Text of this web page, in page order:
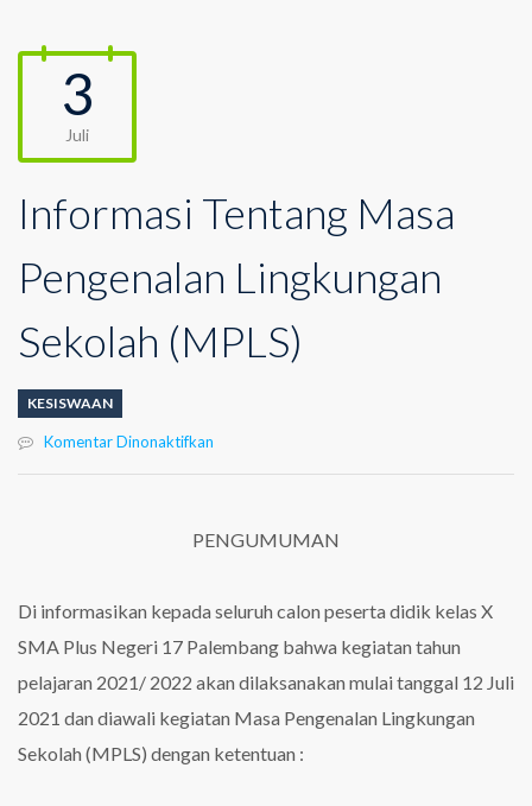
3
Juli
Informasi Tentang Masa
Pengenalan Lingkungan
Sekolah (MPLS)
KESISWAAN
Komentar Dinonaktifkan
Pengenalan
(MPLS)
PENGUMUMAN
Di informasikan kepada seluruh calon peserta didik kelas X
SMA Plus Negeri 17 Palembang bahwa kegiatan tahun
pelajaran 2021/ 2022 akan dilaksanakan mulai tanggal 12 Juli
2021 dan diawali kegiatan Masa Pengenalan Lingkungan
Sekolah (MPLS) dengan ketentuan :